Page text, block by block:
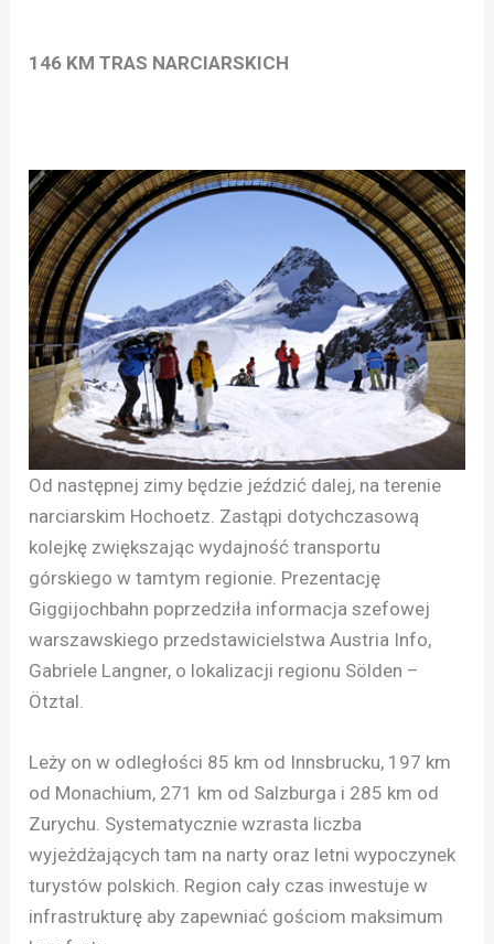
146 KM TRAS NARCIARSKICH
Od następnej zimy będzie jeździć dalej, na terenie
narciarskim Hochoetz. Zastąpi dotychczasową
kolejkę zwiększając wydajność transportu
górskiego w tamtym regionie. Prezentację
Giggijochbahn poprzedziła informacja szefowej
warszawskiego przedstawicielstwa Austria Info,
Gabriele Langner, o lokalizacji regionu Sölden –
Ötztal.
Leży on w odległości 85 km od Innsbrucku, 197 km
od Monachium, 271 km od Salzburga i 285 km od
Zurychu. Systematycznie wzrasta liczba
wyjeżdżających tam na narty oraz letni wypoczynek
turystów polskich. Region cały czas inwestuje w
infrastrukturę aby zapewniać gościom maksimum